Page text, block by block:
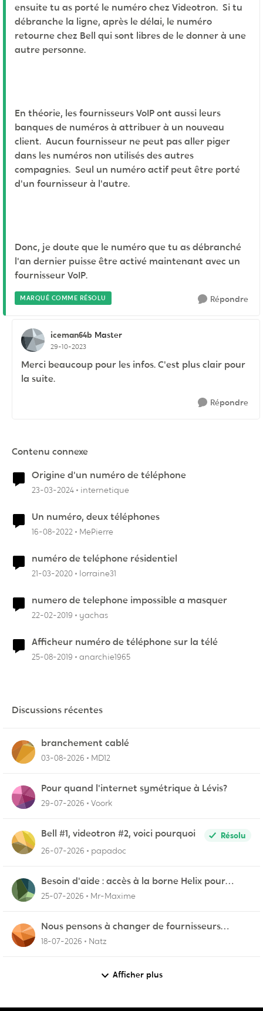
ensuite tu as porté le numéro chez Videotron. Si tu
débranche la ligne, après le délai, le numéro
retourne chez Bell qui sont libres de le donner à une
autre personne.
En théorie, les fournisseurs VoIP ont aussi leurs
banques de numéros à attribuer à un nouveau
client. Aucun fournisseur ne peut pas aller piger
dans les numéros non utilisés des autres
compagnies. Seul un numéro actif peut être porté
d'un fournisseur à l'autre.
Donc, je doute que le numéro que tu as débranché
l'an dernier puisse être activé maintenant avec un
fournisseur VoIP.
MARQUÉ COMME RÉSOLU Répondre
iceman64b Master
29-10-2023
Merci beaucoup pour les infos. C'est plus clair pour
la suite.
Répondre
Contenu connexe
Origine d'un numéro de téléphone
23-03-2024 internetique
Un numéro, deux téléphones
16-08-2022 MePierre
numéro de teléphone résidentiel
21-03-2020 lorraine31
numero de telephone impossible a masquer
22-02-2019 yachas
Afficheur numéro de téléphone sur la télé
25-08-2019 anarchie1965
Discussions récentes
branchement cablé
03-08-2026 MD12
Pour quand l'internet symétrique à Lévis?
29-07-2026 Voork
Bell #1, videotron #2, voici pourquoi
Résolu
26-07-2026
papadoc
Besoin d'aide : accès à la borne Helix pour
vérifier l'UPnP NAT Black Ops 2
25-07-2026 Mr-Maxime
Nous pensons à changer de fournisseurs…
18-07-2026 Natz
Afficher plus